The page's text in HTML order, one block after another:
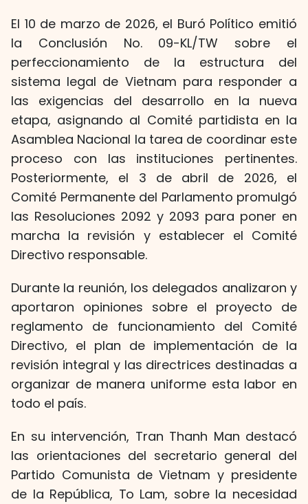
El 10 de marzo de 2026, el Buró Político emitió
la Conclusión No. 09-KL/TW sobre el
perfeccionamiento de la estructura del
sistema legal de Vietnam para responder a
las exigencias del desarrollo en la nueva
etapa, asignando al Comité partidista en la
Asamblea Nacional la tarea de coordinar este
proceso con las instituciones pertinentes.
Posteriormente, el 3 de abril de 2026, el
Comité Permanente del Parlamento promulgó
las Resoluciones 2092 y 2093 para poner en
marcha la revisión y establecer el Comité
Directivo responsable.
Durante la reunión, los delegados analizaron y
aportaron opiniones sobre el proyecto de
reglamento de funcionamiento del Comité
Directivo, el plan de implementación de la
revisión integral y las directrices destinadas a
organizar de manera uniforme esta labor en
todo el país.
En su intervención, Tran Thanh Man destacó
las orientaciones del secretario general del
Partido Comunista de Vietnam y presidente
de la República, To Lam, sobre la necesidad